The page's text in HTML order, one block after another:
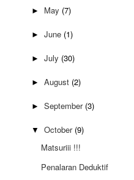
► May (7)
► June (1)
► July (30)
► August (2)
► September (3)
▼ October (9)
Matsuriii !!!
Penalaran Deduktif